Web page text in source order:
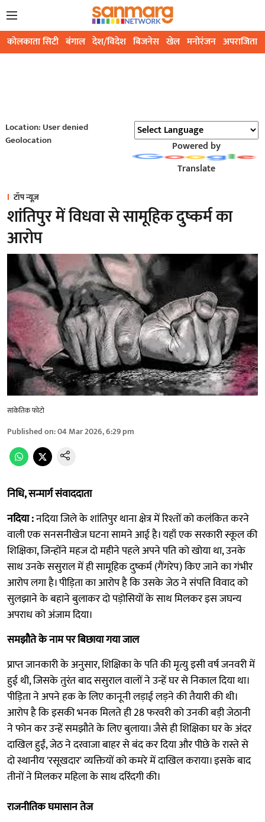
कोलकाता सिटी बंगाल देश/विदेश बिजनेस खेल मनोरंजन अपराजिता
Location: User denied
Geolocation
Powered by
Translate
टॉप न्यूज़
शांतिपुर में विधवा से सामूहिक दुष्कर्म का
आरोप
सांकेतिक फोटो
Published on:04 Mar 2026, 6:29 pm
निधि, सन्मार्ग संवाददाता
नदिया :नदिया जिले के शांतिपुर थाना क्षेत्र में रिश्तों को कलंकित करने
वाली एक सनसनीखेज घटना सामने आई है। यहाँ एक सरकारी स्कूल की
शिक्षिका, जिन्होंने महज दो महीने पहले अपने पति को खोया था, उनके
साथ उनके ससुराल में ही सामूहिक दुष्कर्म (गैंगरेप) किए जाने का गंभीर
आरोप लगा है। पीड़िता का आरोप है कि उसके जेठ ने संपत्ति विवाद को
सुलझाने के बहाने बुलाकर दो पड़ोसियों के साथ मिलकर इस जघन्य
अपराध को अंजाम दिया।
समझौते के नाम पर बिछाया गया जाल
प्राप्त जानकारी के अनुसार, शिक्षिका के पति की मृत्यु इसी वर्ष जनवरी में
हुई थी, जिसके तुरंत बाद ससुराल वालों ने उन्हें घर से निकाल दिया था।
पीड़िता ने अपने हक के लिए कानूनी लड़ाई लड़ने की तैयारी की थी।
आरोप है कि इसकी भनक मिलते ही 28 फरवरी को उनकी बड़ी जेठानी
ने फोन कर उन्हें समझौते के लिए बुलाया। जैसे ही शिक्षिका घर के अंदर
दाखिल हुईं, जेठ ने दरवाजा बाहर से बंद कर दिया और पीछे के रास्ते से
दो स्थानीय 'रसूखदार' व्यक्तियों को कमरे में दाखिल कराया। इसके बाद
तीनों ने मिलकर महिला के साथ दरिंदगी की।
राजनीतिक घमासान तेज